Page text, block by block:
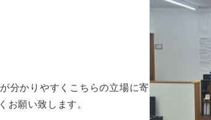
分かりやすくこちらの立場に寄
願い致します。